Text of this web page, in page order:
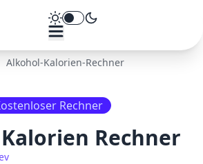
Theme umschalten
Alkohol-Kalorien-Rechner
Rechner
Rechner